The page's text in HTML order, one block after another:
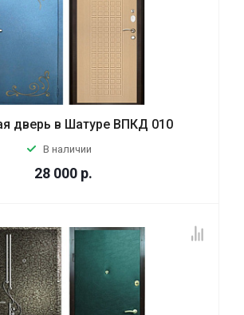
дверь в Шатуре ВПКД 010
В наличии
28 000 р.